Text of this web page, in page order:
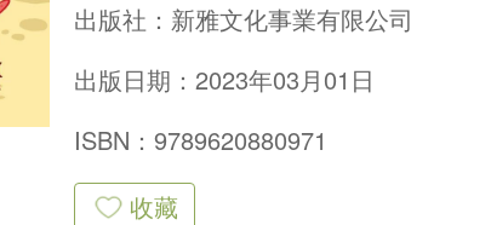
出版社： 新雅文化事業有限公司
出版日期：2023年03月01日
ISBN：9789620880971
收藏